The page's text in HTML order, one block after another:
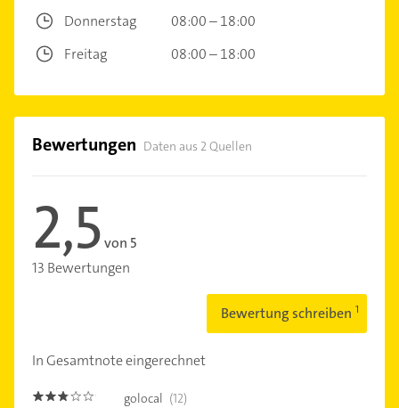
Donnerstag
08:00 – 18:00
Freitag
08:00 – 18:00
Bewertungen Daten aus 2 Quellen
2,5von 5
13 Bewertungen
Bewertung schreiben
In Gesamtnote eingerechnet
2.7 golocal (12)